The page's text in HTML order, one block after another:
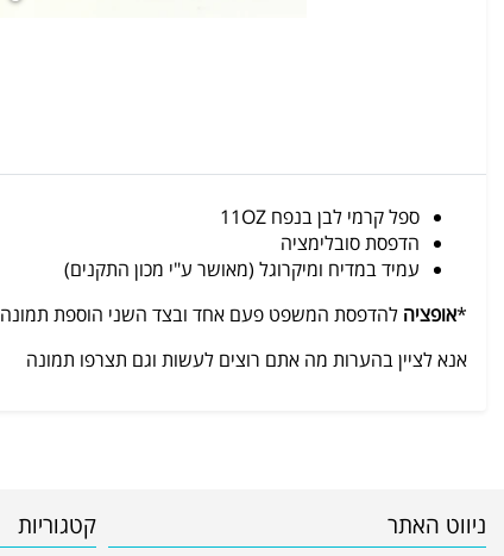
ספל קרמי לבן בנפח 11OZ
הדפסת סובלימציה
עמיד במדיח ומיקרוגל (מאושר ע"י מכון התקנים)
*אופציה להדפסת המשפט פעם אחד ובצד השני הוספת תמונה
אנא לציין בהערות מה אתם רוצים לעשות וגם תצרפו תמונה
ניווט האתר קטגוריות